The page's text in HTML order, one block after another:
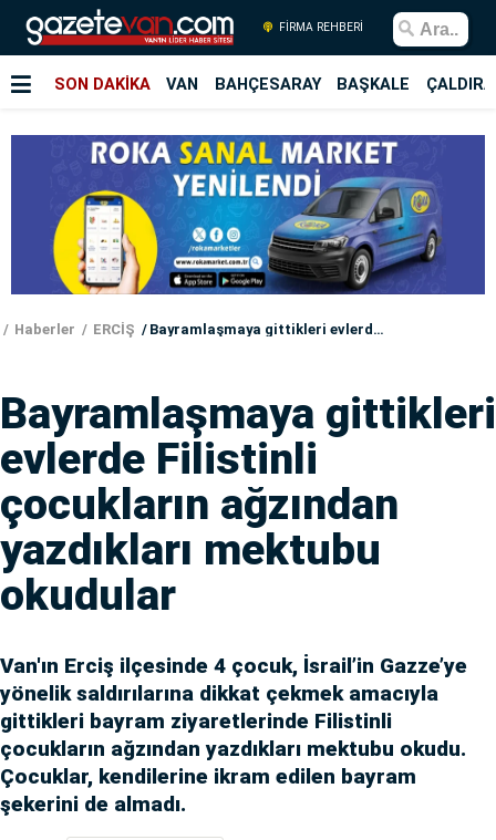
FİRMA REHBERİ
SON DAKİKA VAN BAHÇESARAY BAŞKALE
Haberler ERCİŞ Bayramlaşmaya gittikleri evlerde Filistinli çocukların ağzından yazdıkları mektubu okudular
Bayramlaşmaya gittikleri
evlerde Filistinli
çocukların ağzından
yazdıkları mektubu
okudular
Van'ın Erciş ilçesinde 4 çocuk, İsrail’in Gazze’ye
yönelik saldırılarına dikkat çekmek amacıyla
gittikleri bayram ziyaretlerinde Filistinli
çocukların ağzından yazdıkları mektubu okudu.
Çocuklar, kendilerine ikram edilen bayram
şekerini de almadı.